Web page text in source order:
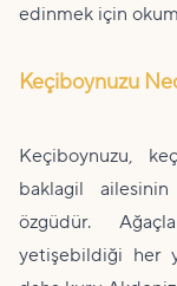
edinmek için
Keçiboynuzu
Keçiboynuzu,
baklagil
özgüdür.
yetişebildiği her